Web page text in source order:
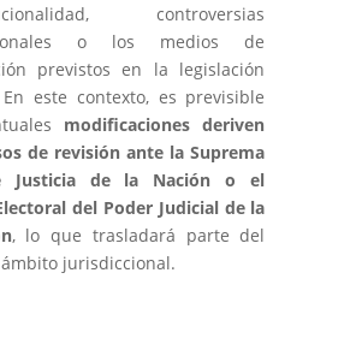
controversias
o los medios de
previstos en la legislación
este contexto, es previsible
modificaciones deriven
de revisión ante la Suprema
Justicia de la Nación o el
del Poder Judicial de la
, lo que trasladará parte del
jurisdiccional.